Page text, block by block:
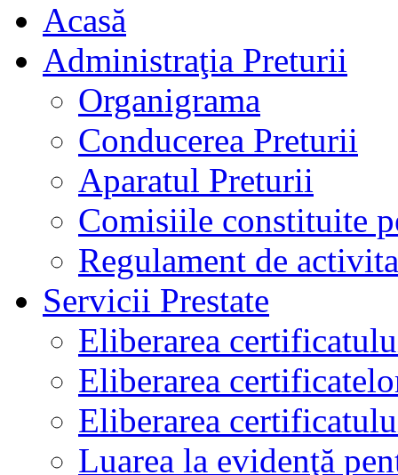
Acasă
Administraţia Preturii
Organigrama
Conducerea Preturii
Aparatul Preturii
Comisiile constituite
Regulament de
Servicii Prestate
Eliberarea
Eliberarea
Eliberarea
Luarea la evidenţă